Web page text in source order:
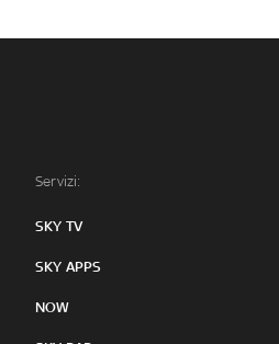
Servizi:
SKY TV
SKY APPS
NOW